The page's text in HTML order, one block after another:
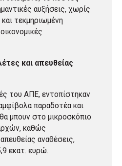
αυξήσεις, χωρίς
τεκμηριωμένη
και απευθείας
του ΑΠΕ, εντοπίστηκαν
παραδοτέα και
μπουν στο μικροσκόπιο
καθώς
αναθέσεις,
εκατ. ευρώ.